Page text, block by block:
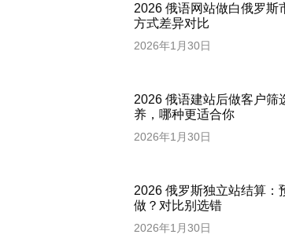
2026 俄语网站做白俄罗斯
方式差异对比
2026年1月30日
2026 俄语建站后做客户筛
养，哪种更适合你
2026年1月30日
2026 俄罗斯独立站结算：
做？对比别选错
2026年1月30日